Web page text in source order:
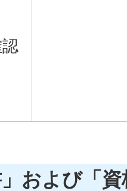
」および「